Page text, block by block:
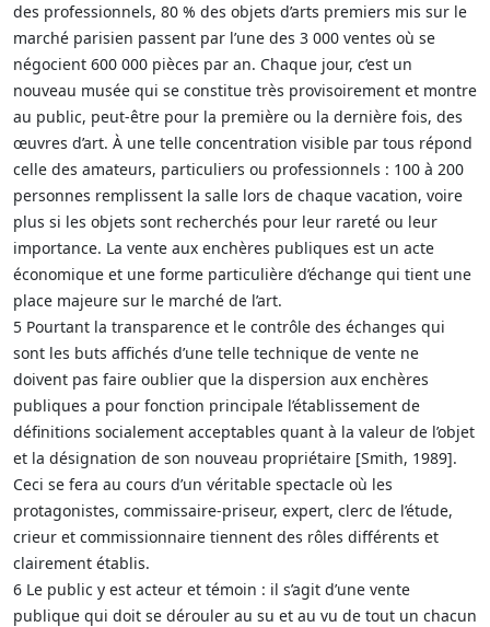
des professionnels, 80 % des objets d’arts premiers mis sur le
marché parisien passent par l’une des 3 000 ventes où se
négocient 600 000 pièces par an. Chaque jour, c’est un
nouveau musée qui se constitue très provisoirement et montre
au public, peut-être pour la première ou la dernière fois, des
œuvres d’art. À une telle concentration visible par tous répond
celle des amateurs, particuliers ou professionnels : 100 à 200
personnes remplissent la salle lors de chaque vacation, voire
plus si les objets sont recherchés pour leur rareté ou leur
importance. La vente aux enchères publiques est un acte
économique et une forme particulière d’échange qui tient une
place majeure sur le marché de l’art.
5 Pourtant la transparence et le contrôle des échanges qui
sont les buts affichés d’une telle technique de vente ne
doivent pas faire oublier que la dispersion aux enchères
publiques a pour fonction principale l’établissement de
définitions socialement acceptables quant à la valeur de l’objet
et la désignation de son nouveau propriétaire [Smith, 1989].
Ceci se fera au cours d’un véritable spectacle où les
protagonistes, commissaire-priseur, expert, clerc de l’étude,
crieur et commissionnaire tiennent des rôles différents et
clairement établis.
6 Le public y est acteur et témoin : il s’agit d’une vente
publique qui doit se dérouler au su et au vu de tout un chacun